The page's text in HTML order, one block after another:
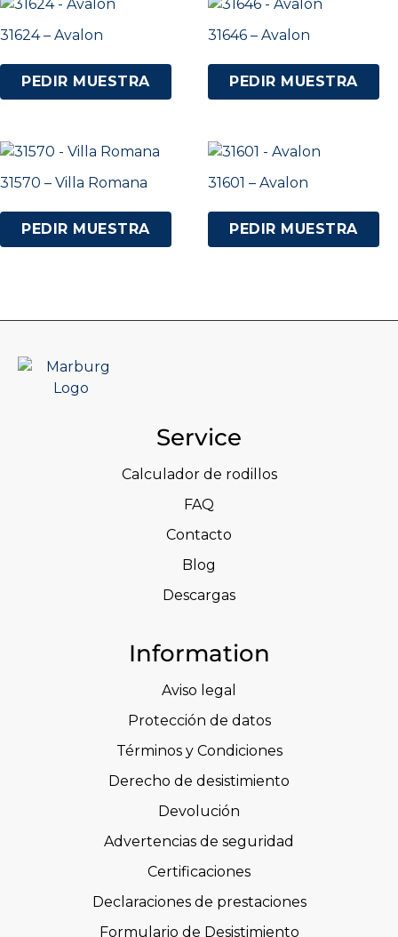
31624 – Avalon
PEDIR MUESTRA
31646 – Avalon
PEDIR MUESTRA
31570 – Villa Romana
PEDIR MUESTRA
31601 – Avalon
PEDIR MUESTRA
Service
Calculador de rodillos
FAQ
Contacto
Blog
Descargas
Information
Aviso legal
Protección de datos
Términos y Condiciones
Derecho de desistimiento
Devolución
Advertencias de seguridad
Certificaciones
Declaraciones de prestaciones
Formulario de Desistimiento